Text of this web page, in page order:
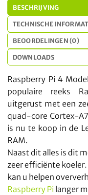
BESCHRIJVING
TECHNISCHE
BEOORDELINGEN (0)
DOWNLOADS
Raspberry Pi 4
populaire reeks
uitgerust met een
quad-core Cortex-
is nu te koop in de
RAM.
Naast dit alles is dit
zeer efficiënte
kan u helpen
Raspberry Pi langer